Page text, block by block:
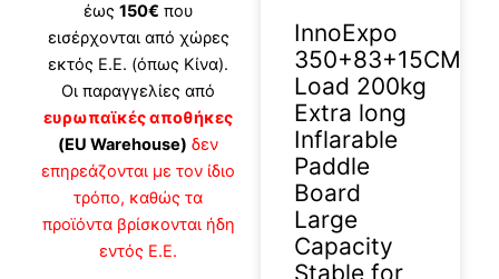
έως 150€ που
εισέρχονται από χώρες
εκτός Ε.Ε. (όπως Κίνα).
Οι παραγγελίες από
ευρωπαϊκές αποθήκες
(EU Warehouse) δεν
επηρεάζονται με τον ίδιο
τρόπο, καθώς τα
προϊόντα βρίσκονται ήδη
εντός Ε.Ε.
InnoExpo
350+83+15CM
Load 200kg
Extra long
Inflarable
Paddle
Board
Large
Capacity
Stable for